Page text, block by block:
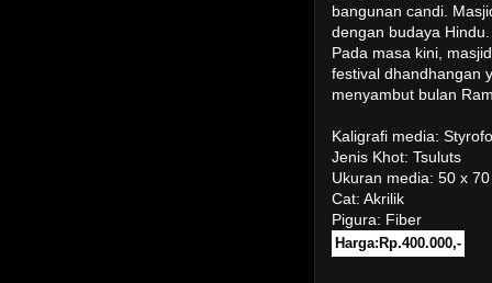
bangunan candi.
dengan budaya Hindu.
Pada masa kini,
festival dhandhangan
menyambut bulan
Kaligrafi media:
Jenis Khot: Tsuluts
Ukuran media: 50 x
Cat: Akrilik
Pigura: Fiber
Harga:Rp.400.000,-